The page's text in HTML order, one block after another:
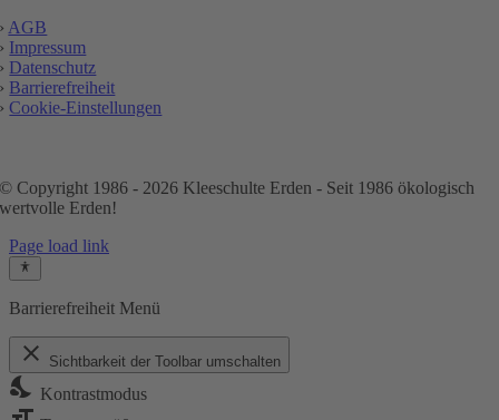
› AGB
› Impressum
› Datenschutz
› Barrierefreiheit
›Cookie-Einstellungen
© Copyright 1986 - 2026 Kleeschulte Erden - Seit 1986 ökologisch
wertvolle Erden!
Page load link
Barrierefreiheit Menü
close Sichtbarkeit der Toolbar umschalten
nights_stay Kontrastmodus